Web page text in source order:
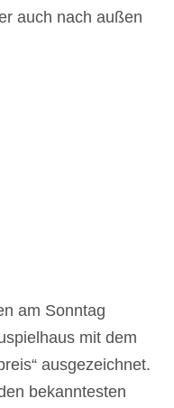
auch nach außen
am Sonntag
mit dem
ausgezeichnet.
bekanntesten